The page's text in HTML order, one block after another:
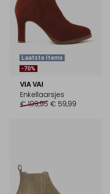
Laatste Items
-70%
VIA VAI
Enkellaarsjes
€ 199,95 € 59,99